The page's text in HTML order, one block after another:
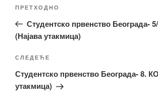
Претходни
чланак
ПРЕТХОДНО
Студентско првенство Београда-
(Најава утакмица)
Следећи
чланак
СЛЕДЕЋЕ
Студентско првенство Београда- 8.
утакмица)